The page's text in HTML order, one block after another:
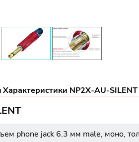
Характеристики NP2X-AU-SILENT
phone jack 6.3 мм male, моно,